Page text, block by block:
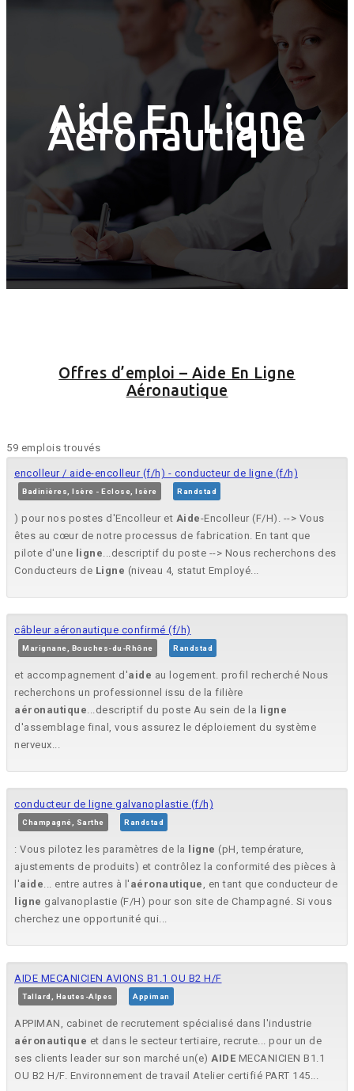
Aide En Ligne
Aéronautique
Offres d’emploi – Aide En Ligne
Aéronautique
59 emplois trouvés
encolleur / aide-encolleur (f/h) - conducteur de ligne (f/h)
Badinières, Isère - Eclose, Isère Randstad
) pour nos postes d'Encolleur et Aide-Encolleur (F/H). --> Vous
êtes au cœur de notre processus de fabrication. En tant que
pilote d'une ligne...descriptif du poste --> Nous recherchons des
Conducteurs de Ligne (niveau 4, statut Employé...
câbleur aéronautique confirmé (f/h)
Marignane, Bouches-du-Rhône Randstad
et accompagnement d'aide au logement. profil recherché Nous
recherchons un professionnel issu de la filière
aéronautique...descriptif du poste Au sein de la
ligne
d'assemblage final, vous assurez le déploiement du système
nerveux...
conducteur de ligne galvanoplastie (f/h)
Champagné, Sarthe Randstad
: Vous pilotez les paramètres de la ligne (pH, température,
ajustements de produits) et contrôlez la conformité des pièces à
l'aide... entre autres à l' aéronautique, en tant que conducteur de
ligne galvanoplastie (F/H) pour son site de Champagné. Si vous
cherchez une opportunité qui...
AIDE MECANICIEN AVIONS B1.1 OU B2 H/F
Tallard, Hautes-Alpes Appiman
APPIMAN, cabinet de recrutement spécialisé dans l'industrie
aéronautique et dans le secteur tertiaire, recrute... pour un de
ses clients leader sur son marché un(e) AIDE MECANICIEN B1.1
OU B2 H/F. Environnement de travail Atelier certifié PART 145...